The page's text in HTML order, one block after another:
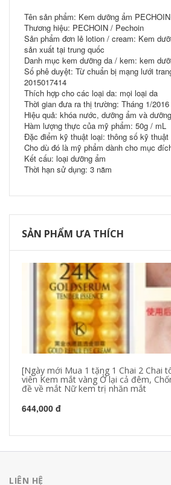
Tên sản phẩm: Kem dưỡng ẩm
Thương hiệu: PECHOIN / Pechoin
Sản phẩm đơn lẻ lotion / cream: Kem
sản xuất tại trung quốc
Danh mục kem dưỡng da / kem: kem
Số phê duyệt: Từ chuẩn bị mạng lưới
2015017414
Thích hợp cho các loại da: mọi loại da
Thời gian đưa ra thị trường: Tháng 1/2016
Hiệu quả: khóa nước, dưỡng ẩm và
Hàm lượng thực của mỹ phẩm: 50g / mL
Đặc điểm kỹ thuật loại: thông số kỹ
Cho dù đó là mỹ phẩm dành cho mục
Kết cấu: loại dưỡng ẩm
Thời hạn sử dụng: 3 năm
SẢN PHẨM ƯA THÍCH
[Ngày mới Mua 1 tặng 1 Chai 2 Chai
viên Kem mắt vàng Ở lại cả đêm,
đề về mắt Nữ kem trị nhăn mắt
644,000 đ
LIÊN HỆ